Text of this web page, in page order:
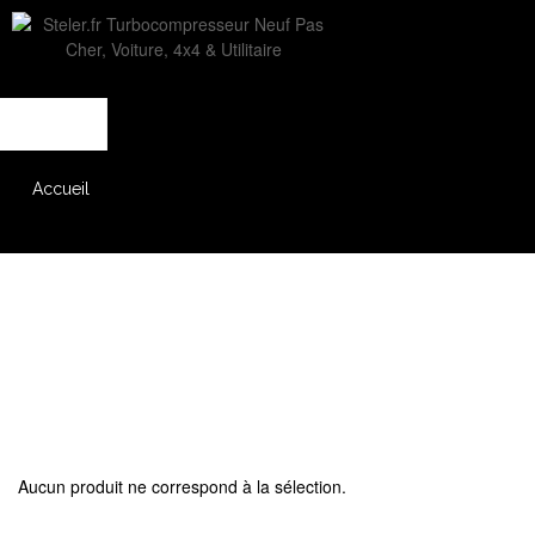
Accueil
Aucun produit ne correspond à la sélection.